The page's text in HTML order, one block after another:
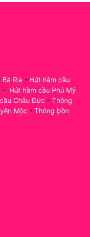
Rịa - Hút hầm cầu
- Hút hầm cầu Phú Mỹ
Châu Đức - Thông
Mộc - Thông bồn